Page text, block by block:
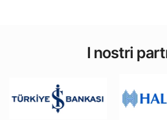
I nostri